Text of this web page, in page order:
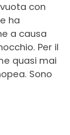
con
ha
a causa
Per il
quasi mai
Sono